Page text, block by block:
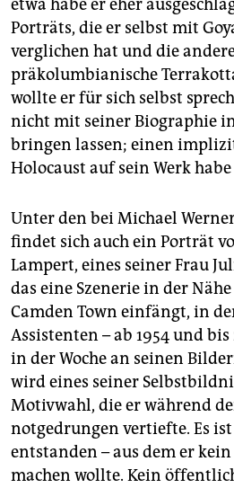
etwa habe er eher
Porträts, die er selbst mit
verglichen hat und die
präkolumbianische
wollte er für sich selbst
nicht mit seiner Biographie
bringen lassen; einen
Holocaust auf sein Werk
Unter den bei Michael
findet sich auch ein Porträt
Lampert, eines seiner Frau
das eine Szenerie in der
Camden Town einfängt, in
Assistenten – ab 1954 und
in der Woche an seinen
wird eines seiner
Motivwahl, die er während
notgedrungen vertiefte. Es
entstanden – aus dem er
machen wollte. Kein